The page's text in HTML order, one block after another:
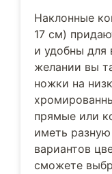
Наклонные
17 см)
и удобны для
желании вы
ножки на
прямые или
иметь
вариантов
сможете